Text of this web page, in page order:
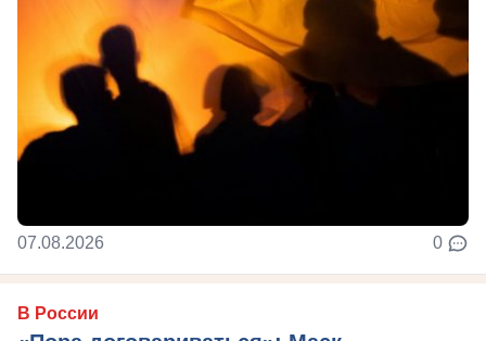
07.08.2026 0
В России